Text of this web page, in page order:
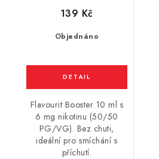
Objednáno
139 Kč
Flavourit Booster 10 ml s
6 mg nikotinu (50/50
PG/VG). Bez chuti,
ideální pro smíchání s
příchutí.